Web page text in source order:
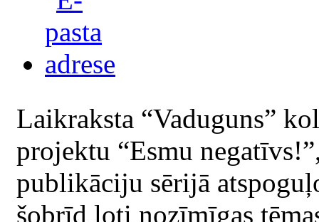
Laikraksta “Vaduguns”
projektu “Esmu
publikāciju sērijā
šobrīd ļoti nozīmīgas